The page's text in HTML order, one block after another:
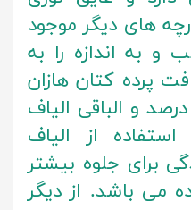
های دیگر موجود
و به اندازه را به
پرده کتان هازان
الیاف طبیعی ۶۰ تا ۷۰ درصد و الباقی الیاف
از الیاف
برای جلوه بیشتر
می باشد. از دیگر